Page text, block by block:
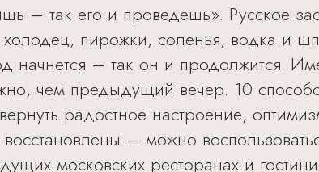
– так его и проведешь». Русское
пирожки, соленья, водка и
начнется – так он и продолжится.
чем предыдущий вечер. 10
радостное настроение,
– можно
московских ресторанах и